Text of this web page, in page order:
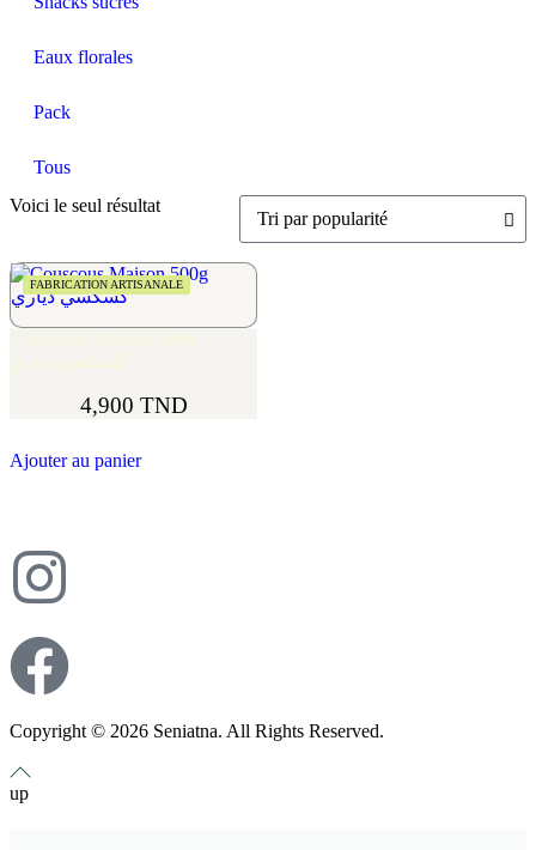
Eaux florales
Pack
Tous
Voici le seul résultat
FABRICATION ARTISANALE
4,900 TND
Ajouter au panier
Copyright © 2026 Seniatna. All Rights Reserved.
up